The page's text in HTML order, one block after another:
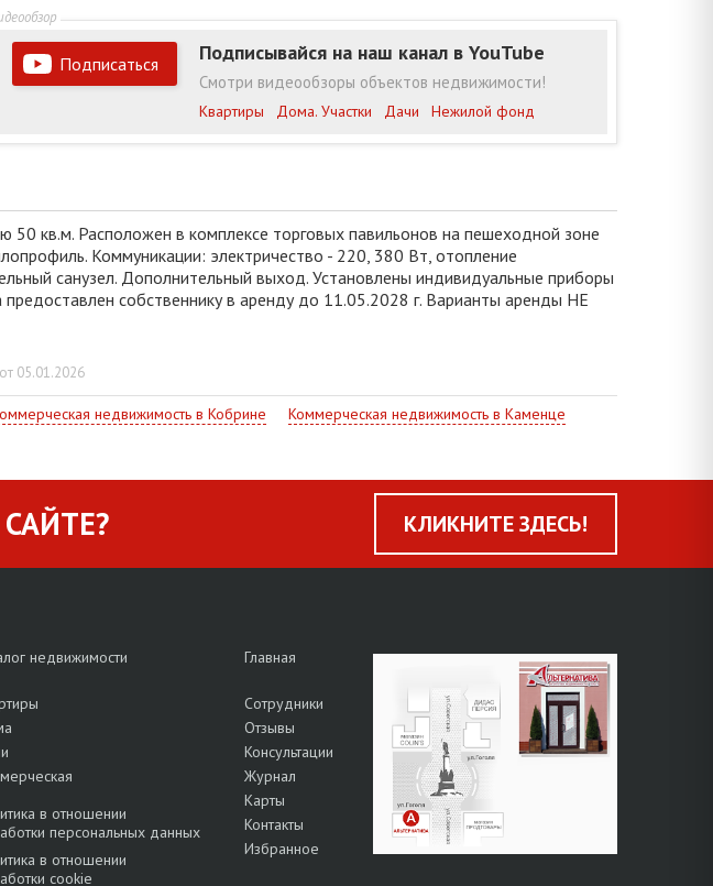
Подписаться Подписывайся на наш канал в YouTube
Смотри видеообзоры объектов недвижимости!
Квартиры Дома. Участки Дачи Нежилой фонд
кв.м. Расположен в комплексе торговых павильонов на пешеходной зоне
Коммуникации: электричество - 220, 380 Вт, отопление
санузел. Дополнительный выход. Установлены индивидуальные приборы
собственнику в аренду до 11.05.2028 г. Варианты аренды НЕ
05.01.2026
недвижимость в Кобрине Коммерческая недвижимость в Каменце
КЛИКНИТЕ ЗДЕСЬ!
недвижимости
в отношении
персональных данных
в отношении
cookie
Главная
Сотрудники
Отзывы
Консультации
Журнал
Карты
Контакты
Избранное